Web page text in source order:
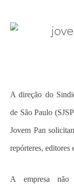
A direção do
de São Paulo
Jovem Pan
repórteres, editores
A empresa não